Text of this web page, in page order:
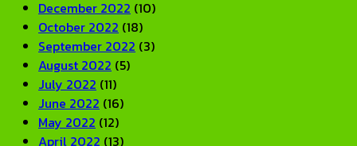
December 2022 (10)
October 2022 (18)
September 2022 (3)
August 2022 (5)
July 2022 (11)
June 2022 (16)
May 2022 (12)
April 2022 (13)